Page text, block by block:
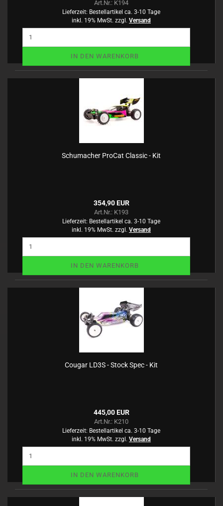
Art.Nr.: K194
Lieferzeit: Bestellartikel ca. 3-10 Tage
inkl. 19% MwSt. zzgl. Versand
IN DEN WARENKORB
Schumacher ProCat Classic - Kit
354,90 EUR
Art.Nr.: K193
Lieferzeit: Bestellartikel ca. 3-10 Tage
inkl. 19% MwSt. zzgl. Versand
IN DEN WARENKORB
Cougar LD3S - Stock Spec - Kit
445,00 EUR
Art.Nr.: K210
Lieferzeit: Bestellartikel ca. 3-10 Tage
inkl. 19% MwSt. zzgl. Versand
IN DEN WARENKORB